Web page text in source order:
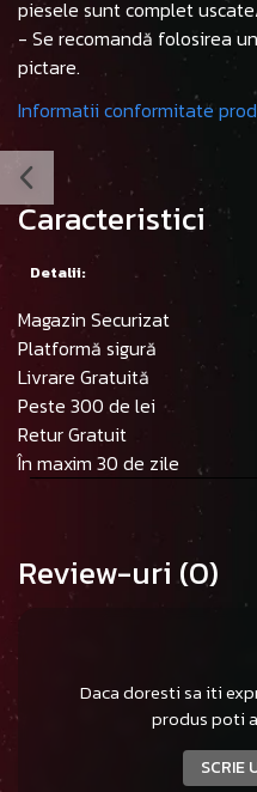
piesele sunt complet
- Se recomandă folosirea
pictare.
Informatii conformitate
Caracteristici
Detalii:
Magazin Securizat
Platformă sigură
Livrare Gratuită
Peste 300 de lei
Retur Gratuit
În maxim 30 de zile
Review-uri(0)
Daca doresti sa iti
produs poti
SCRIE